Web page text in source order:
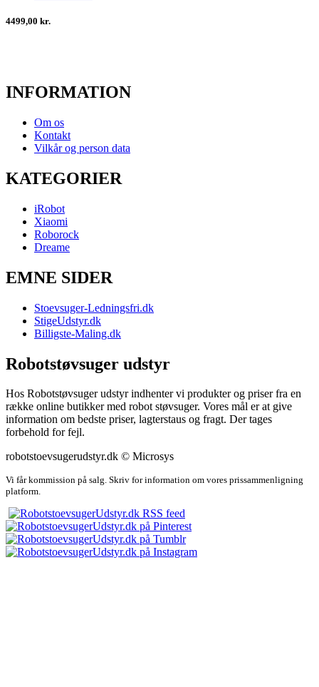
4499,00 kr.
INFORMATION
Om os
Kontakt
Vilkår og person data
KATEGORIER
iRobot
Xiaomi
Roborock
Dreame
EMNE SIDER
Stoevsuger-Ledningsfri.dk
StigeUdstyr.dk
Billigste-Maling.dk
Robotstøvsuger udstyr
Hos Robotstøvsuger udstyr indhenter vi produkter og priser fra en
række online butikker med robot støvsuger. Vores mål er at give
information om bedste priser, lagterstaus og fragt. Der tages
forbehold for fejl.
robotstoevsugerudstyr.dk © Microsys
Vi får kommission på salg. Skriv for information om vores prissammenligning
platform.